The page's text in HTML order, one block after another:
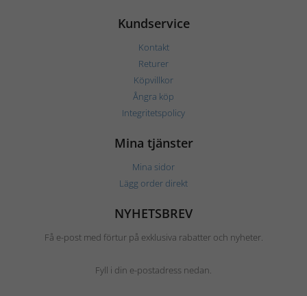
Kundservice
Kontakt
Returer
Köpvillkor
Ångra köp
Integritetspolicy
Mina tjänster
Mina sidor
Lägg order direkt
NYHETSBREV
Få e-post med förtur på exklusiva rabatter och nyheter.
Fyll i din e-postadress nedan.